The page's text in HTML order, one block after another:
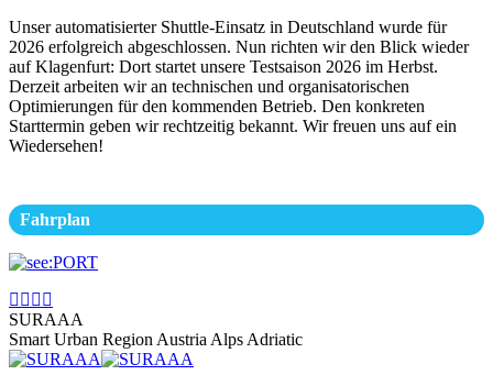
Zum
Inhalt
springen
Unser automatisierter Shuttle-Einsatz in Deutschland wurde für
2026 erfolgreich abgeschlossen. Nun richten wir den Blick wieder
auf Klagenfurt: Dort startet unsere Testsaison 2026 im Herbst.
Derzeit arbeiten wir an technischen und organisatorischen
Optimierungen für den kommenden Betrieb. Den konkreten
Starttermin geben wir rechtzeitig bekannt. Wir freuen uns auf ein
Wiedersehen!
Fahrplan
Facebook
page
opens
in
Instagram
page
opens
in
Linkedin
page
opens
in
page
opens
in
SURAAA
Smart Urban Region Austria Alps Adriatic